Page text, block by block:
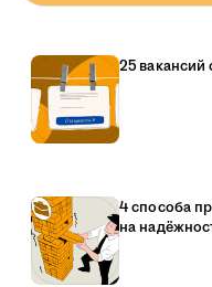
25
4 способа
на